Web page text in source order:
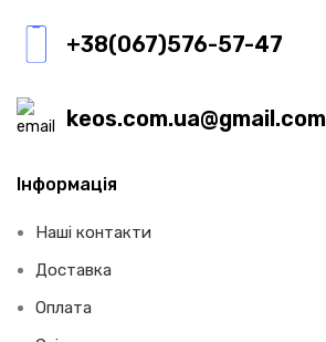
+38(067)576-57-47
keos.com.ua@gmail.com
Інформація
Наші контакти
Доставка
Оплата